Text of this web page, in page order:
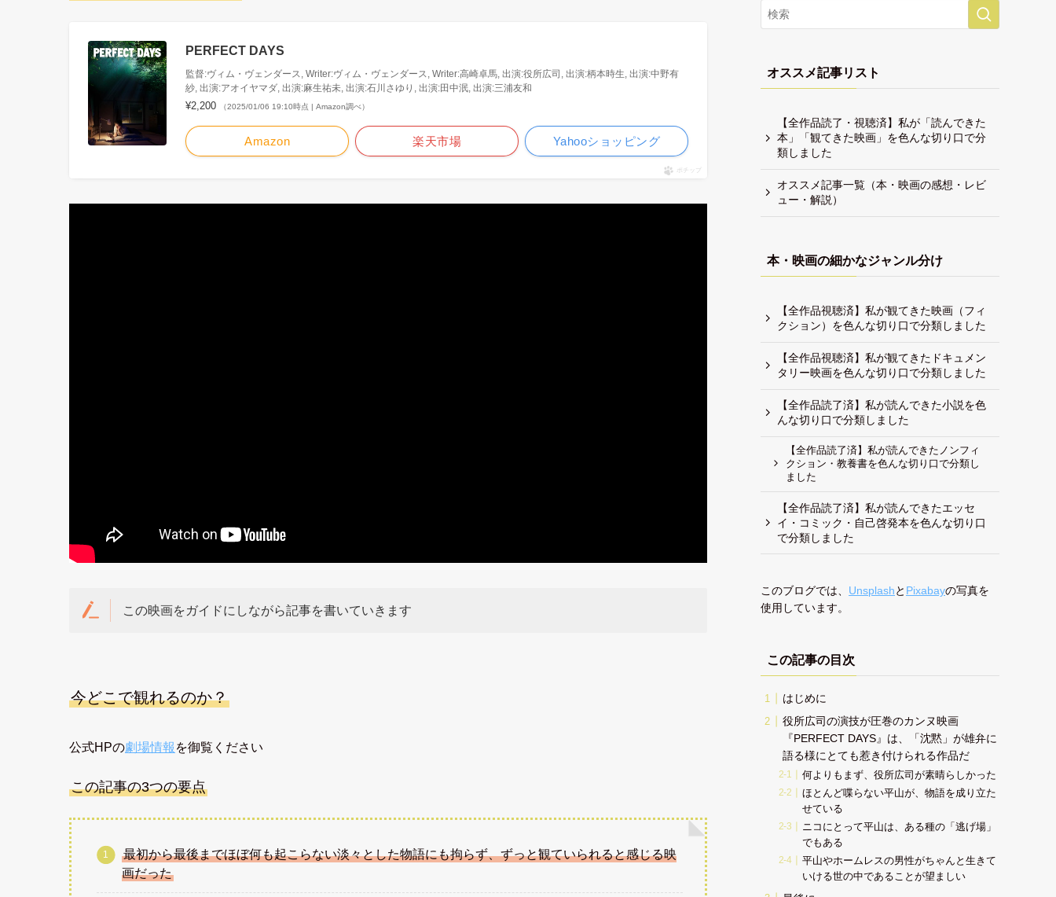
PERFECT DAYS
監督:ヴィム・ヴェンダース, Writer:ヴィム・ヴェンダース, Writer:高崎卓馬, 出演:役所広司, 出演:柄本時生, 出演:中野有
紗, 出演:アオイヤマダ, 出演:麻生祐未, 出演:石川さゆり, 出演:田中泯, 出演:三浦友和
¥2,200 （2025/01/06 19:10時点 | Amazon調べ）
Amazon 楽天市場 Yahooショッピング
ポチップ
この映画をガイドにしながら記事を書いていきます
今どこで観れるのか？
公式HPの劇場情報 を御覧ください
この記事の3つの要点
最初から最後までほぼ何も起こらない淡々とした物語にも拘らず、ずっと観ていられると感じる映
画だった
オススメ記事リスト
【全作品読了・視聴済】私が「読んできた
本」「観てきた映画」を色んな切り口で分
類しました
オススメ記事一覧（本・映画の感想・レビ
ュー・解説）
本・映画の細かなジャンル分け
【全作品視聴済】私が観てきた映画（フィ
クション）を色んな切り口で分類しました
【全作品視聴済】私が観てきたドキュメン
タリー映画を色んな切り口で分類しました
【全作品読了済】私が読んできた小説を色
んな切り口で分類しました
【全作品読了済】私が読んできたノンフィ
クション・教養書を色んな切り口で分類し
ました
【全作品読了済】私が読んできたエッセ
イ・コミック・自己啓発本を色んな切り口
で分類しました
このブログでは、 Unsplashと Pixabayの写真を
使用しています。
この記事の目次
はじめに
役所広司の演技が圧巻のカンヌ映画
『PERFECT DAYS』は、「沈黙」が雄弁に
語る様にとても惹き付けられる作品だ
何よりもまず、役所広司が素晴らしかった
ほとんど喋らない平山が、物語を成り立た
せている
ニコにとって平山は、ある種の「逃げ場」
でもある
平山やホームレスの男性がちゃんと生きて
いける世の中であることが望ましい